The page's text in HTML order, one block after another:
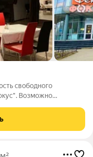
свободного
Возможно
в стоимость.
зала, 5